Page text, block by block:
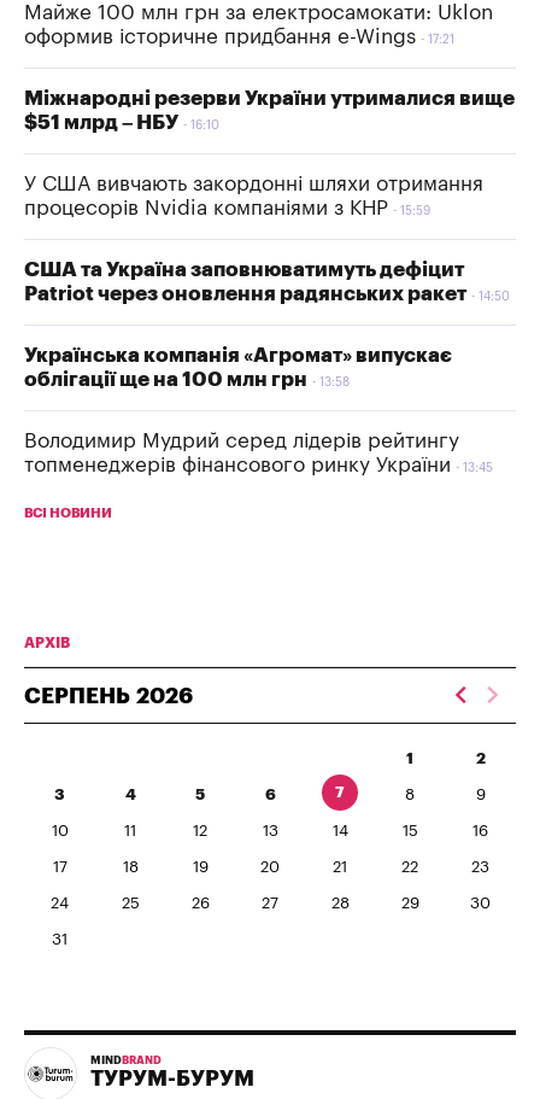
Майже 100 млн грн за електросамокати: Uklon
оформив історичне придбання e-Wings
17:21
Міжнародні резерви України утрималися вище
$51 млрд – НБУ
16:10
У США вивчають закордонні шляхи отримання
процесорів Nvidia компаніями з КНР
15:59
США та Україна заповнюватимуть дефіцит
Patriot через оновлення радянських ракет
14:50
Українська компанія «Агромат» випускає
облігації ще на 100 млн грн
13:58
Володимир Мудрий серед лідерів рейтингу
топменеджерів фінансового ринку України
13:45
ВСІ НОВИНИ
АРХІВ
СЕРПЕНЬ 2026
1 2
3 4 5 6 7 8 9
10 11 12 13 14 15 16
17 18 19 20 21 22 23
24 25 26 27 28 29 30
31
MIND BRAND
ТУРУМ-БУРУМ